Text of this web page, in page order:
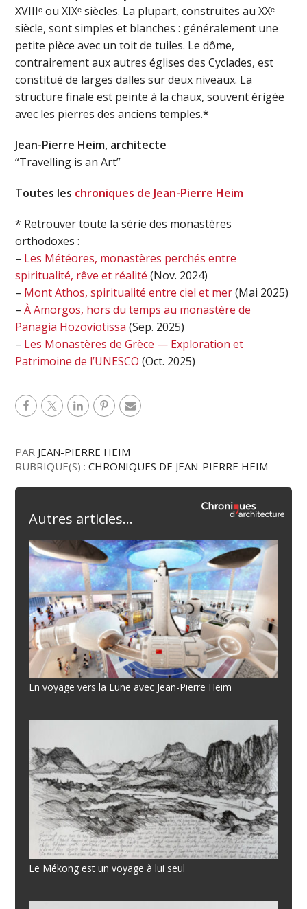
XVIIIᵉ ou XIXᵉ siècles. La plupart, construites au XXᵉ
siècle, sont simples et blanches : généralement une
petite pièce avec un toit de tuiles. Le dôme,
contrairement aux autres églises des Cyclades, est
constitué de larges dalles sur deux niveaux. La
structure finale est peinte à la chaux, souvent érigée
avec les pierres des anciens temples.*
Jean-Pierre Heim, architecte
“Travelling is an Art”
Toutes les chroniques de Jean-Pierre Heim
* Retrouver toute la série des monastères
orthodoxes :
– Les Météores, monastères perchés entre
spiritualité, rêve et réalité (Nov. 2024)
– Mont Athos, spiritualité entre ciel et mer(Mai 2025)
–À Amorgos, hors du temps au monastère de
Panagia Hozoviotissa (Sep. 2025)
– Les Monastères de Grèce — Exploration et
Patrimoine de l’UNESCO (Oct. 2025)
PAR JEAN-PIERRE HEIM
RUBRIQUE(S) :CHRONIQUES DE JEAN-PIERRE HEIM
Autres articles...
En voyage vers la Lune avec Jean-Pierre Heim
Le Mékong est un voyage à lui seul